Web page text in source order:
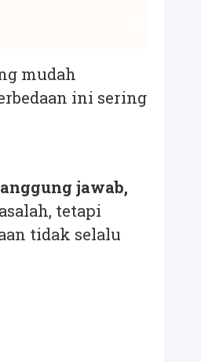
mudah
ini sering
jawab,
tetapi
tidak selalu